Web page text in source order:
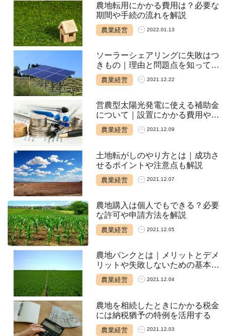
農地転用にかかる費用は？必要な
期間や手続の流れを解説
農業経営 2022.01.13
ソーラーシェアリングに失敗はつ
きもの｜理由と問題点を知ってお
く
農業経営 2021.12.22
営農型太陽光発電に使える補助金
について｜設置にかかる費用やメ
リットも解説
農業経営 2021.12.09
土地転がしのやり方とは｜成功さ
せるポイントや注意点も解説
農業経営 2021.12.07
農地購入は個人でもできる？必要
な許可や申請方法を解説
農業経営 2021.12.05
農地バンクとは｜メリットとデメ
リットや失敗しないための基本を
解説
農業経営 2021.12.04
農地を相続したときにかかる税金
には納税猶予の特例を活用する
農業経営 2021.12.03